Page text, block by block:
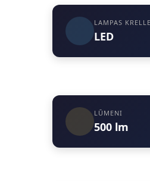
LAMPAS
LED
LŪMENI
500 lm